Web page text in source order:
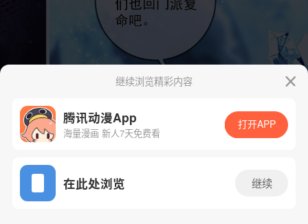
App免费看
继续浏览精彩内容
腾讯动漫App
海量漫画 新人7天免费看
打开APP
在此处浏览 继续